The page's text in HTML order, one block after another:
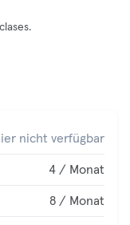
nicht verfügbar
4 / Monat
8 / Monat